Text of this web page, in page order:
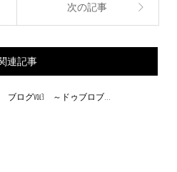
次の記事
連記事
ブログvol3 ～ドゥブロブ...